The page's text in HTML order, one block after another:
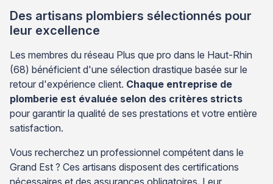
Des artisans plombiers sélectionnés pour
leur excellence
Les membres du réseau Plus que pro dans le Haut-Rhin
(68) bénéficient d'une sélection drastique basée sur le
retour d'expérience client. Chaque entreprise de
plomberie est évaluée selon des critères stricts
pour garantir la qualité de ses prestations et votre entière
satisfaction.
Vous recherchez un professionnel compétent dans le
Grand Est ? Ces artisans disposent des certifications